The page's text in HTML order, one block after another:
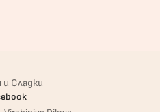
Сладки